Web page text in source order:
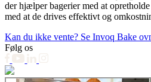
der hjælper bagerier med at
med at de drives effektivt og
Kan du ikke vente? Se Invoq Bake
Følg os